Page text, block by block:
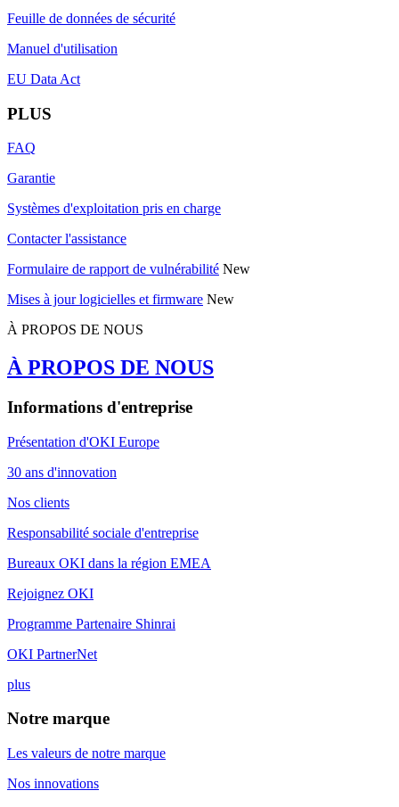
Feuille de données de sécurité
Manuel d'utilisation
EU Data Act
PLUS
FAQ
Garantie
Systèmes d'exploitation pris en charge
Contacter l'assistance
Formulaire de rapport de vulnérabilité New
Mises à jour logicielles et firmware New
À PROPOS DE NOUS
À PROPOS DE NOUS
Informations d'entreprise
Présentation d'OKI Europe
30 ans d'innovation
Nos clients
Responsabilité sociale d'entreprise
Bureaux OKI dans la région EMEA
Rejoignez OKI
Programme Partenaire Shinrai
OKI PartnerNet
plus
Notre marque
Les valeurs de notre marque
Nos innovations